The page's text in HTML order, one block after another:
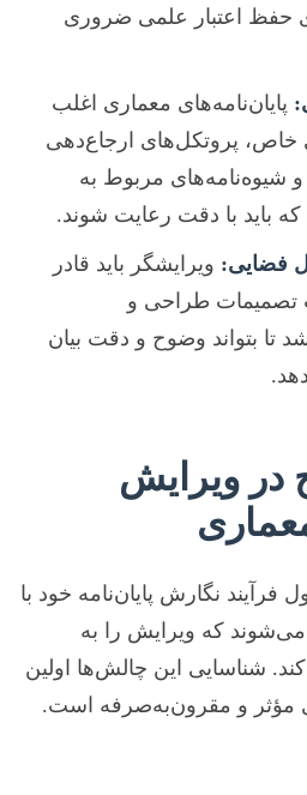
حفظ اعتبار علمی ضروری
پایان‌نامه‌های معماری اغلب
خاص، پروتکل‌های ارجاع‌دهی
و شیوه‌نامه‌های مربوط به
که باید با دقت رعایت شوند.
فضایی: ویرایشگر باید قادر
طراحی و
تا بتواند وضوح و دقت بیان
در ویرایش
نگارش پایان‌نامه خود با
که ویرایش را به
شناسایی این چالش‌ها اولین
مؤثر و مقرون‌به‌صرفه است.